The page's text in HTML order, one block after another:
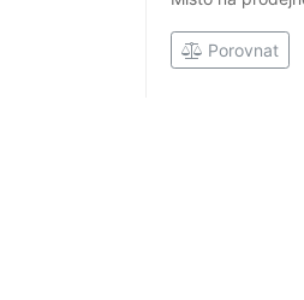
Porovnat